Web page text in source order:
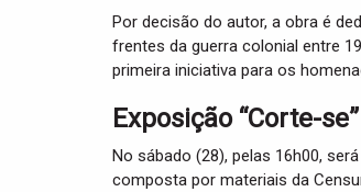
Por decisão do autor, a obra é
frentes da guerra colonial entre
primeira iniciativa para os
Exposição “Corte-se”
No sábado (28), pelas 16h00,
composta por materiais da